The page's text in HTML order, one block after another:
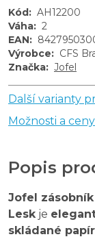
Kód: AH12200
Váha: 2
EAN:
Výrobce: CFS
Značka: Jofel
Další varianty
Možnosti a
Popis
Jofel zásobník
Lesk je
skládané